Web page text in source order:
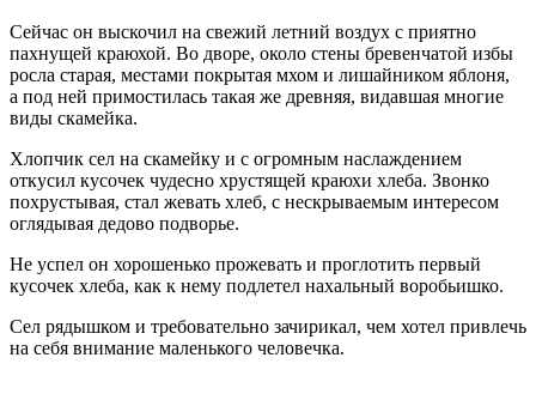
Сейчас он выскочил на свежий летний воздух с приятно
пахнущей краюхой. Во дворе, около стены бревенчатой избы
росла старая, местами покрытая мхом и лишайником яблоня,
а под ней примостилась такая же древняя, видавшая многие
виды скамейка.
Хлопчик сел на скамейку и с огромным наслаждением
откусил кусочек чудесно хрустящей краюхи хлеба. Звонко
похрустывая, стал жевать хлеб, с нескрываемым интересом
оглядывая дедово подворье.
Не успел он хорошенько прожевать и проглотить первый
кусочек хлеба, как к нему подлетел нахальный воробьишко.
Сел рядышком и требовательно зачирикал, чем хотел привлечь
на себя внимание маленького человечка.